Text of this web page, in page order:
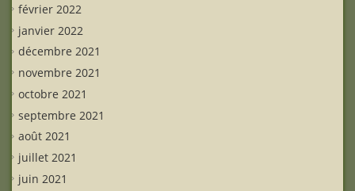
février 2022
janvier 2022
décembre 2021
novembre 2021
octobre 2021
septembre 2021
août 2021
juillet 2021
juin 2021